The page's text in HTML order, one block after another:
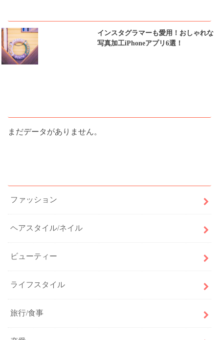
インスタグラマーも愛用！おしゃれな
写真加工iPhoneアプリ6選！
まだデータがありません。
ファッション
ヘアスタイル/ネイル
ビューティー
ライフスタイル
旅行/食事